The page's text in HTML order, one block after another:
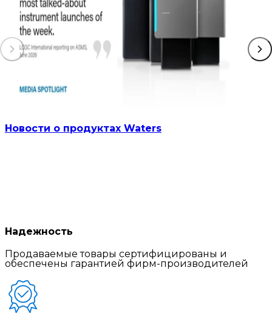
Новости о продуктах Waters
Надежность
Продаваемые товары сертифицированы и
обеспечены гарантией фирм-производителей